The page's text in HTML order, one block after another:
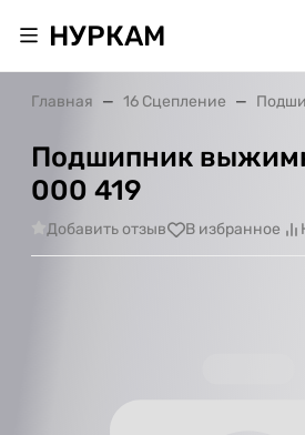
НУРКАМ
Главная 16 Сцепление
Подшипник
000 419
Добавить отзыв В избранное